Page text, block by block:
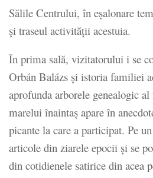
Sălile Centrului, în eșalonare
și traseul activității acestuia.
În prima sală, vizitatorului i se
Orbán Balázs și istoria familiei
aprofunda arborele genealogic
marelui înaintaș apare în
picante la care a participat. Pe
articole din ziarele epocii și se
din cotidienele satirice din acea